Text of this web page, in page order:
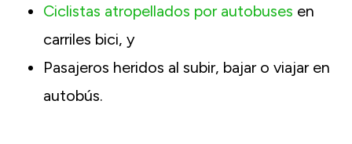
Ciclistas atropellados por autobuses en
carriles bici, y
Pasajeros heridos al subir, bajar o viajar en
autobús.